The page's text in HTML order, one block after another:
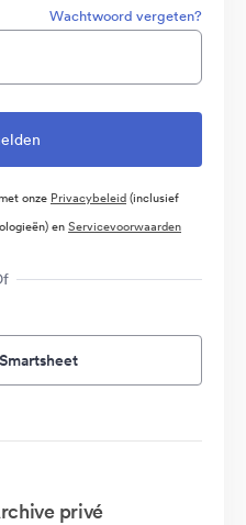
Wachtwoord vergeten?
onze Privacybeleid(inclusief
enServicevoorwaarden
privé